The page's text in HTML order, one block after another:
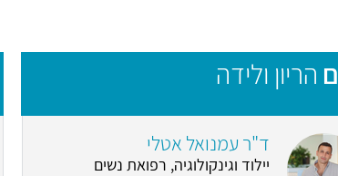
הריון ולידה
ד"ר עמנואל אטלי
יילוד וגינקולוגיה, רפואת נשים